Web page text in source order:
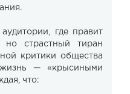
где правит
страстный тиран
критики общества
жизнь — «крысиными
что: